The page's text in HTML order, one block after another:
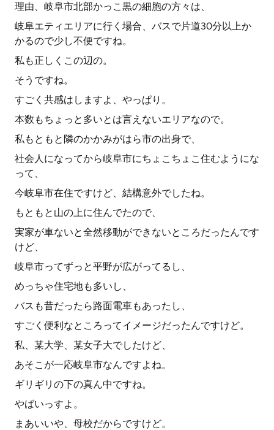
理由、岐阜市北部かっこ黒の細胞の方々は、
岐阜エティエリアに行く場合、バスで片道30分以上か
かるので少し不便ですね。
私も正しくこの辺の。
そうですね。
すごく共感はしますよ、やっぱり。
本数もちょっと多いとは言えないエリアなので。
私もともと隣のかかみがはら市の出身で、
社会人になってから岐阜市にちょこちょこ住むようにな
って、
今岐阜市在住ですけど、結構意外でしたね。
もともと山の上に住んでたので、
実家が車ないと全然移動ができないところだったんです
けど、
岐阜市ってずっと平野が広がってるし、
めっちゃ住宅地も多いし、
バスも昔だったら路面電車もあったし、
すごく便利なところってイメージだったんですけど。
私、某大学、某女子大でしたけど、
あそこが一応岐阜市なんですよね。
ギリギリの下の真ん中ですね。
やばいっすよ。
まあいいや、母校だからですけど。